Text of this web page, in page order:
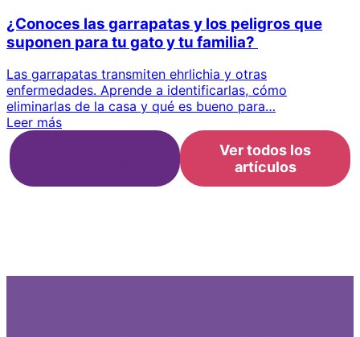
¿Conoces las garrapatas y los peligros que
suponen para tu gato y tu familia?
Las garrapatas transmiten ehrlichia y otras
enfermedades. Aprende a identificarlas, cómo
eliminarlas de la casa y qué es bueno para…
Leer más
Ver todos los
artículos